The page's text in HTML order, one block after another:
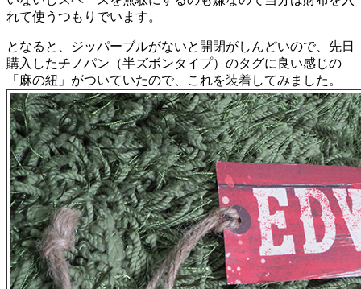
れて使うつもりでいます。
となると、ジッパーブルがないと開閉がしんどいので、先日
購入したチノパン（半ズボンタイプ）のタグに良い感じの
「麻の紐」がついていたので、これを装着してみました。